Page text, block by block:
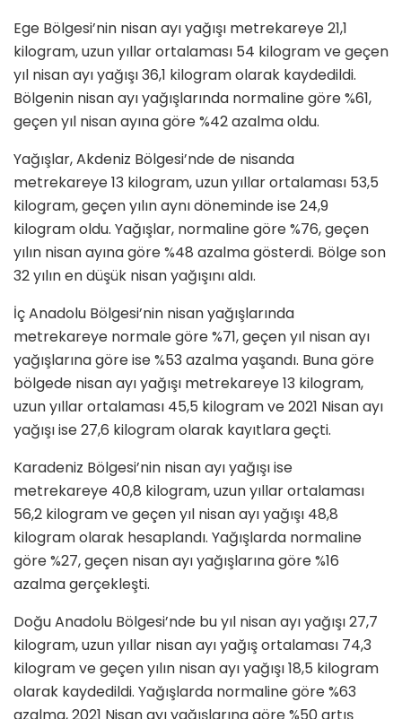
Ege Bölgesi’nin nisan ayı yağışı metrekareye 21,1
kilogram, uzun yıllar ortalaması 54 kilogram ve geçen
yıl nisan ayı yağışı 36,1 kilogram olarak kaydedildi.
Bölgenin nisan ayı yağışlarında normaline göre %61,
geçen yıl nisan ayına göre %42 azalma oldu.
Yağışlar, Akdeniz Bölgesi’nde de nisanda
metrekareye 13 kilogram, uzun yıllar ortalaması 53,5
kilogram, geçen yılın aynı döneminde ise 24,9
kilogram oldu. Yağışlar, normaline göre %76, geçen
yılın nisan ayına göre %48 azalma gösterdi. Bölge son
32 yılın en düşük nisan yağışını aldı.
İç Anadolu Bölgesi’nin nisan yağışlarında
metrekareye normale göre %71, geçen yıl nisan ayı
yağışlarına göre ise %53 azalma yaşandı. Buna göre
bölgede nisan ayı yağışı metrekareye 13 kilogram,
uzun yıllar ortalaması 45,5 kilogram ve 2021 Nisan ayı
yağışı ise 27,6 kilogram olarak kayıtlara geçti.
Karadeniz Bölgesi’nin nisan ayı yağışı ise
metrekareye 40,8 kilogram, uzun yıllar ortalaması
56,2 kilogram ve geçen yıl nisan ayı yağışı 48,8
kilogram olarak hesaplandı. Yağışlarda normaline
göre %27, geçen nisan ayı yağışlarına göre %16
azalma gerçekleşti.
Doğu Anadolu Bölgesi’nde bu yıl nisan ayı yağışı 27,7
kilogram, uzun yıllar nisan ayı yağış ortalaması 74,3
kilogram ve geçen yılın nisan ayı yağışı 18,5 kilogram
olarak kaydedildi. Yağışlarda normaline göre %63
azalma, 2021 Nisan ayı yağışlarına göre %50 artış